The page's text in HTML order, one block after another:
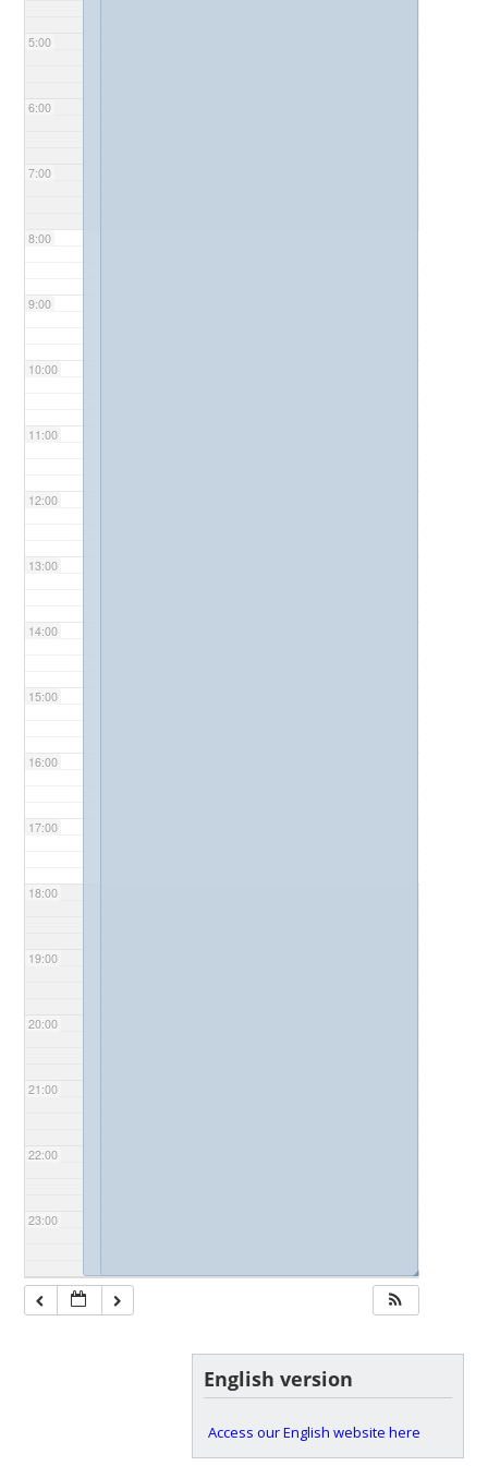
5:00
6:00
7:00
8:00
9:00
10:00
11:00
12:00
13:00
14:00
15:00
16:00
17:00
18:00
19:00
20:00
21:00
22:00
23:00
◢◢
English version
Access our English website here